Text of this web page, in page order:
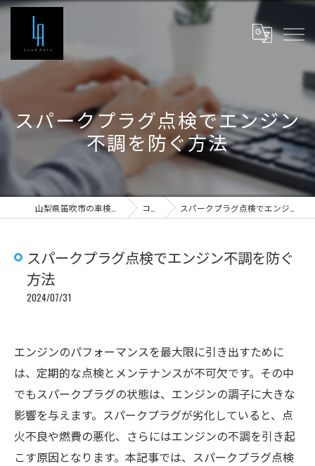
スパークプラグ点検でエンジン
不調を防ぐ方法
コラム スパークプラグ点検でエンジン不調を防ぐ方法
スパークプラグ点検でエンジン不調を防ぐ
方法
2024/07/31
エンジンのパフォーマンスを最大限に引き出すために
は、定期的な点検とメンテナンスが不可欠です。その中
でもスパークプラグの状態は、エンジンの調子に大きな
影響を与えます。スパークプラグが劣化していると、点
火不良や燃費の悪化、さらにはエンジンの不調を引き起
こす原因となります。本記事では、スパークプラグ点検